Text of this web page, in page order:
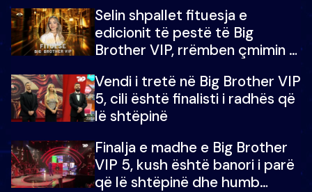
Selin shpallet fituesja e
edicionit të pestë të Big
Brother VIP, rrëmben çmimin e
Vendi i tretë në Big Brother VIP
5, cili është finalisti i radhës që
lë shtëpinë
Finalja e madhe e Big Brother
VIP 5, kush është banori i parë
që lë shtëpinë dhe humb